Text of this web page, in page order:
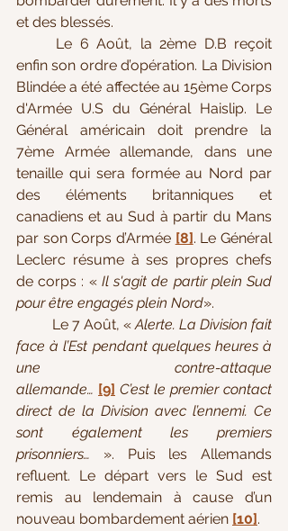
et des blessés.
enfin son ordre d’opération. La Division
Blindée a été affectée au 15ème Corps
d'Armée U.S du Général Haislip. Le
Général américain doit prendre la
7ème Armée allemande, dans une
tenaille qui sera formée au Nord par
des éléments britanniques et
canadiens et au Sud à partir du Mans
par son Corps d’Armée [8]. Le Général
Leclerc résume à ses propres chefs
de corps : « Il s'agit de partir plein Sud
pour être engagés plein Nord».
	Le 7 Août, «
Alerte. La Division fait
face à l’Est pendant quelques heures à
une contre-attaque
allemande… [9] C’est le premier contact
direct de la Division avec l’ennemi. Ce
sont également les premiers
prisonniers… ». Puis les Allemands
refluent. Le départ vers le Sud est
remis au lendemain à cause d’un
nouveau bombardement aérien [10].